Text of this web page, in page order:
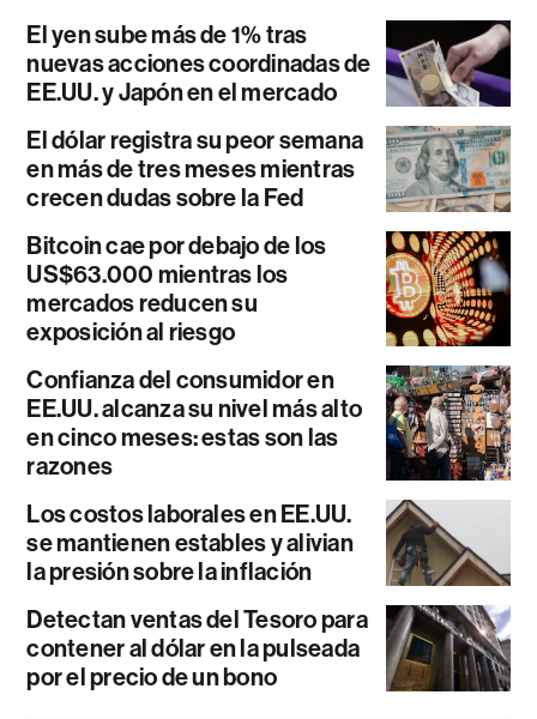
El yen sube más de 1% tras
nuevas acciones coordinadas de
EE.UU. y Japón en el mercado
El dólar registra su peor semana
en más de tres meses mientras
crecen dudas sobre la Fed
Bitcoin cae por debajo de los
US$63.000 mientras los
mercados reducen su
exposición al riesgo
Confianza del consumidor en
EE.UU. alcanza su nivel más alto
en cinco meses: estas son las
razones
Los costos laborales en EE.UU.
se mantienen estables y alivian
la presión sobre la inflación
Detectan ventas del Tesoro para
contener al dólar en la pulseada
por el precio de un bono